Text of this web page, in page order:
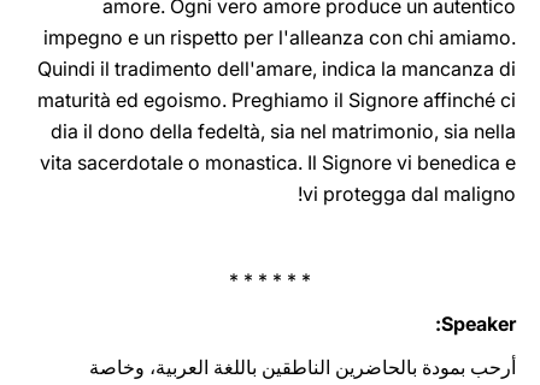
amore. Ogni vero amore produce un autentico
impegno e un rispetto per l'alleanza con chi amiamo.
Quindi il tradimento dell'amare, indica la mancanza di
maturità ed egoismo. Preghiamo il Signore affinché ci
dia il dono della fedeltà, sia nel matrimonio, sia nella
vita sacerdotale o monastica. Il Signore vi benedica e
vi protegga ‎dal‎ maligno‎‎‎‏! ‎‎
* * * * * *
Speaker:
أرحب بمودة بالحاضرين الناطقين باللغة العربية، وخاصة